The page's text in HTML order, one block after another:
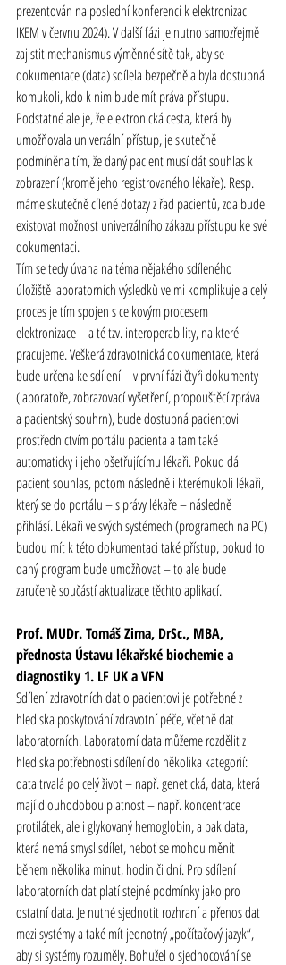
prezentován na poslední konferenci k elektronizaci
IKEM v červnu 2024). V další fázi je nutno samozřejmě
zajistit mechanismus výměnné sítě tak, aby se
dokumentace (data) sdílela bezpečně a byla dostupná
komukoli, kdo k nim bude mít práva přístupu.
Podstatné ale je, že elektronická cesta, která by
umožňovala univerzální přístup, je skutečně
podmíněna tím, že daný pacient musí dát souhlas k
zobrazení (kromě jeho registrovaného lékaře). Resp.
máme skutečně cílené dotazy z řad pacientů, zda bude
existovat možnost univerzálního zákazu přístupu ke své
dokumentaci.
Tím se tedy úvaha na téma nějakého sdíleného
úložiště laboratorních výsledků velmi komplikuje a celý
proces je tím spojen s celkovým procesem
elektronizace – a té tzv. interoperability, na které
pracujeme. Veškerá zdravotnická dokumentace, která
bude určena ke sdílení – v první fázi čtyři dokumenty
(laboratoře, zobrazovací vyšetření, propouštěcí zpráva
a pacientský souhrn), bude dostupná pacientovi
prostřednictvím portálu pacienta a tam také
automaticky i jeho ošetřujícímu lékaři. Pokud dá
pacient souhlas, potom následně i kterémukoli lékaři,
který se do portálu – s právy lékaře – následně
přihlásí. Lékaři ve svých systémech (programech na PC)
budou mít k této dokumentaci také přístup, pokud to
daný program bude umožňovat – to ale bude
zaručeně součástí aktualizace těchto aplikací.
Prof. MUDr. Tomáš Zima, DrSc., MBA,
přednosta Ústavu lékařské biochemie a
diagnostiky 1. LF UK a VFN
Sdílení zdravotních dat o pacientovi je potřebné z
hlediska poskytování zdravotní péče, včetně dat
laboratorních. Laboratorní data můžeme rozdělit z
hlediska potřebnosti sdílení do několika kategorií:
data trvalá po celý život – např. genetická, data, která
mají dlouhodobou platnost – např. koncentrace
protilátek, ale i glykovaný hemoglobin, a pak data,
která nemá smysl sdílet, neboť se mohou měnit
během několika minut, hodin či dní. Pro sdílení
laboratorních dat platí stejné podmínky jako pro
ostatní data. Je nutné sjednotit rozhraní a přenos dat
mezi systémy a také mít jednotný „počítačový jazyk“,
aby si systémy rozuměly. Bohužel o sjednocování se